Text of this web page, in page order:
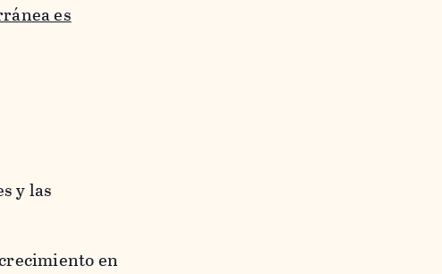
es
y las
en